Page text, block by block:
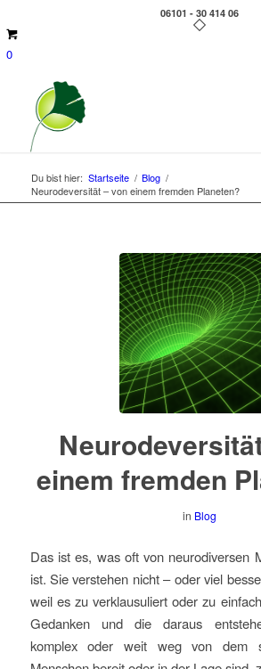
06101 - 30 414 06
0
Du bist hier: Startseite / Blog /
Neurodeversität – von einem fremden Planeten?
einem fremden
in Blog
Das ist es, was oft von neurodiversen
ist. Sie verstehen nicht – oder viel
weil es zu verklausuliert oder zu
Gedanken und die daraus
komplex oder weit weg von dem